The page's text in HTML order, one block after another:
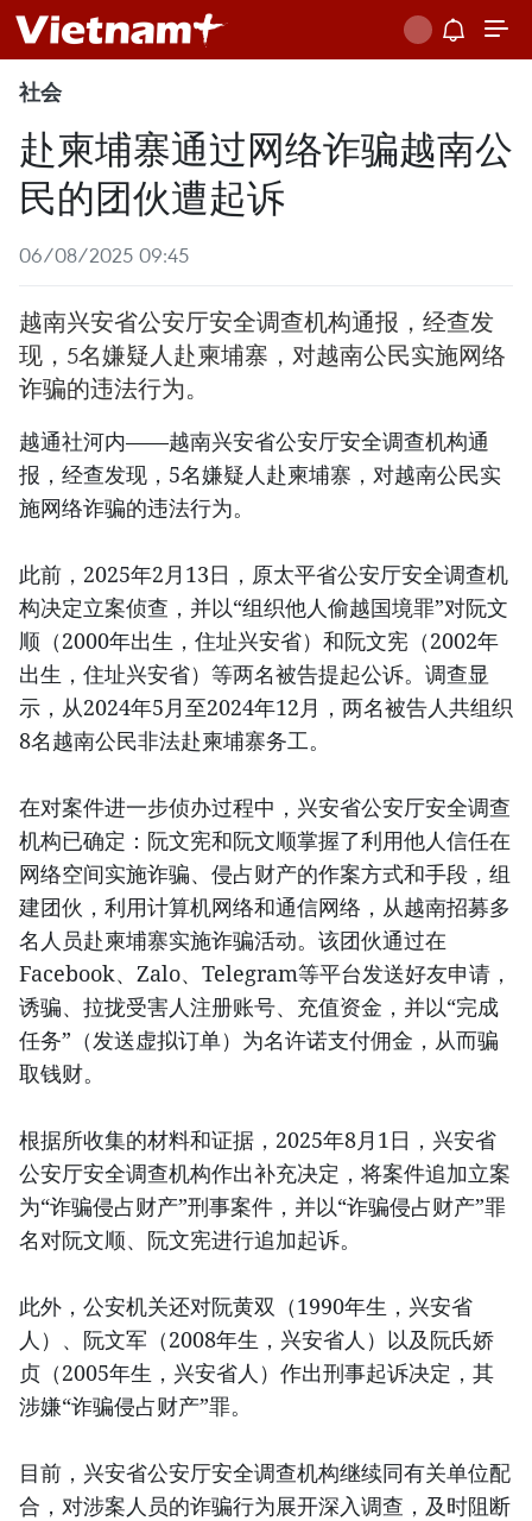
社会
赴柬埔寨通过网络诈骗越南公
民的团伙遭起诉
06/08/2025 09:45
越南兴安省公安厅安全调查机构通报，经查发
现，5名嫌疑人赴柬埔寨，对越南公民实施网络
诈骗的违法行为。
越通社河内——越南兴安省公安厅安全调查机构通
报，经查发现，5名嫌疑人赴柬埔寨，对越南公民实
施网络诈骗的违法行为。
此前，2025年2月13日，原太平省公安厅安全调查机
构决定立案侦查，并以“组织他人偷越国境罪”对阮文
顺（2000年出生，住址兴安省）和阮文宪（2002年
出生，住址兴安省）等两名被告提起公诉。调查显
示，从2024年5月至2024年12月，两名被告人共组织
8名越南公民非法赴柬埔寨务工。
在对案件进一步侦办过程中，兴安省公安厅安全调查
机构已确定：阮文宪和阮文顺掌握了利用他人信任在
网络空间实施诈骗、侵占财产的作案方式和手段，组
建团伙，利用计算机网络和通信网络，从越南招募多
名人员赴柬埔寨实施诈骗活动。该团伙通过在
Facebook、Zalo、Telegram等平台发送好友申请，
诱骗、拉拢受害人注册账号、充值资金，并以“完成
任务”（发送虚拟订单）为名许诺支付佣金，从而骗
取钱财。
根据所收集的材料和证据，2025年8月1日，兴安省
公安厅安全调查机构作出补充决定，将案件追加立案
为“诈骗侵占财产”刑事案件，并以“诈骗侵占财产”罪
名对阮文顺、阮文宪进行追加起诉。
此外，公安机关还对阮黄双（1990年生，兴安省
人）、阮文军（2008年生，兴安省人）以及阮氏娇
贞（2005年生，兴安省人）作出刑事起诉决定，其
涉嫌“诈骗侵占财产”罪。
目前，兴安省公安厅安全调查机构继续同有关单位配
合，对涉案人员的诈骗行为展开深入调查，及时阻断